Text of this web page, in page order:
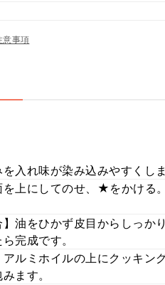
意事項
入れ味が染み込みやすくし
上にしてのせ、★をかける
】油をひかず皮目からしっ
完成です。
アルミホイルの上にクッキン
ます。